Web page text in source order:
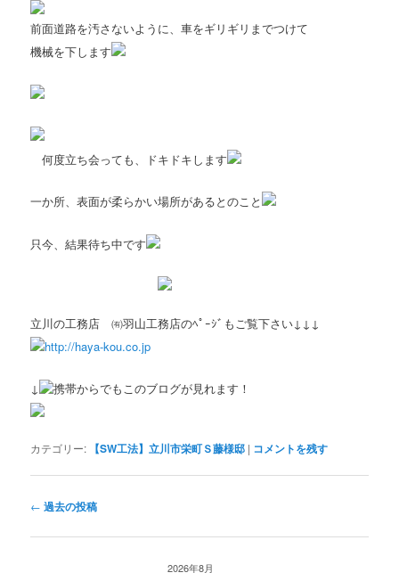
前面道路を汚さないように、車をギリギリまでつけて
機械を下します
何度立ち会っても、ドキドキします
一か所、表面が柔らかい場所があるとのこと
只今、結果待ち中です
立川の工務店 ㈲羽山工務店のﾍﾟｰｼﾞもご覧下さい↓↓↓
http://haya-kou.co.jp
↓ 携帯からでもこのブログが見れます！
カテゴリー: 【SW工法】立川市栄町Ｓ藤様邸 | コメントを残す
投
ナ
← 過去の投稿
2026年8月